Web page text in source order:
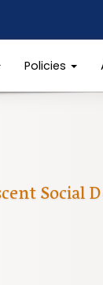
Policies
Social